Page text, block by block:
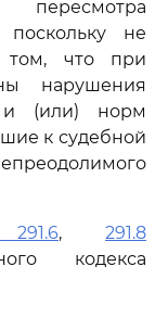
не
том, что при
нарушения
и (или) норм
к судебной
, 291.8
кодекса